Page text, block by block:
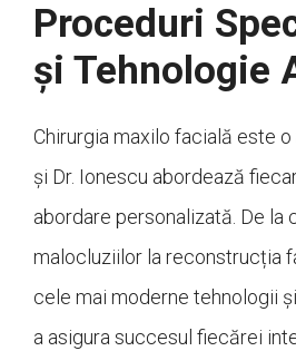
Proceduri
și Tehnologie
Chirurgia maxilo facială este
și Dr. Ionescu abordează
abordare personalizată. De la
malocluziilor la reconstrucția
cele mai moderne tehnologii
a asigura succesul fiecărei